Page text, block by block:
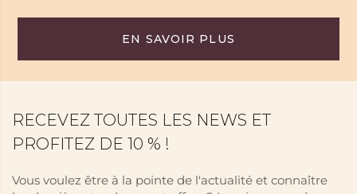
EN SAVOIR PLUS
RECEVEZ TOUTES LES NEWS ET
PROFITEZ DE 10 % !
Vous voulez être à la pointe de l'actualité et connaître